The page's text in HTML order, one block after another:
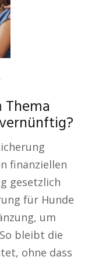
finanziellen
gesetzlich
für Hunde
um
bleibt die
ohne dass